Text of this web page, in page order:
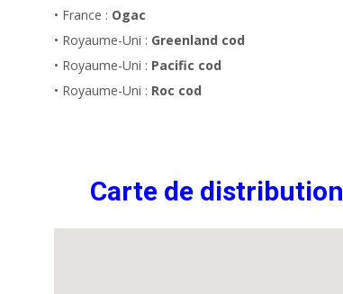
• France : Ogac
• Royaume-Uni : Greenland cod
• Royaume-Uni : Pacific cod
• Royaume-Uni : Roc cod
Carte de distribution